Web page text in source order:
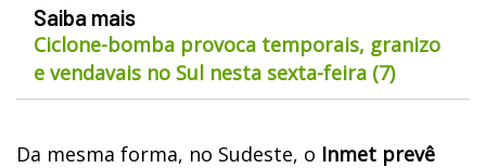
Saiba mais
Ciclone-bomba provoca temporais, granizo
e vendavais no Sul nesta sexta-feira (7)
Da mesma forma, no Sudeste, o Inmet prevê